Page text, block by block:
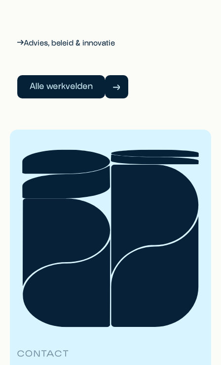
Advies, beleid & innovatie
Alle werkvelden
CONTACT